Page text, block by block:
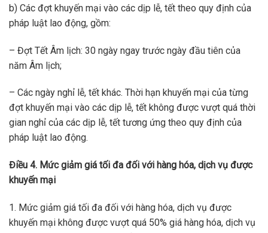
b) Các đợt khuyến mại vào các dịp lễ, tết theo quy định của
pháp luật lao động, gồm:
– Đợt Tết Âm lịch: 30 ngày ngay trước ngày đầu tiên của
năm Âm lịch;
– Các ngày nghỉ lễ, tết khác. Thời hạn khuyến mại của từng
đợt khuyến mại vào các dịp lễ, tết không được vượt quá thời
gian nghỉ của các dịp lễ, tết tương ứng theo quy định của
pháp luật lao động.
Điều 4. Mức giảm giá tối đa đối với hàng hóa, dịch vụ được
khuyến mại
1. Mức giảm giá tối đa đối với hàng hóa, dịch vụ được
khuyến mại không được vượt quá 50% giá hàng hóa, dịch vụ